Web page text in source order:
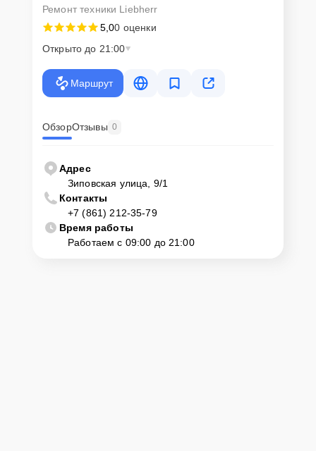
Ремонт техники Liebherr
5,00 оценки
Открыто до 21:00
Маршрут
ОбзорОтзывы 0
Адрес
Зиповская улица, 9/1
Контакты
+7 (861) 212-35-79
Время работы
Работаем с 09:00 до 21:00